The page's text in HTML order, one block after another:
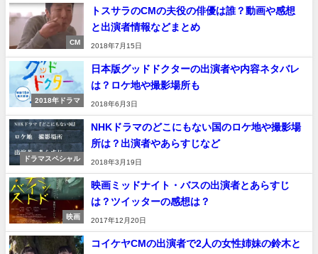
CM
トスサラのCMの夫役の俳優は誰？動画や感想
と出演者情報などまとめ
2018年7月15日
2018年ドラマ
日本版グッドドクターの出演者や内容ネタバレ
は？ロケ地や撮影場所も
2018年6月3日
ドラマスペシャル
NHKドラマのどこにもない国のロケ地や撮影場
所は？出演者やあらすじなど
2018年3月19日
映画
映画ミッドナイト・バスの出演者とあらすじ
は？ツイッターの感想は？
2017年12月20日
コイケヤCMの出演者で2人の女性姉妹の鈴木と